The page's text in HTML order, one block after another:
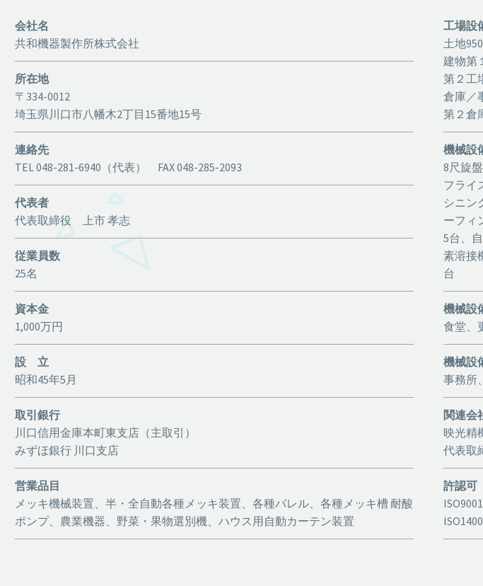
会社名
共和機器製作所株式会社
所在地
〒334-0012
埼玉県川口市八幡木2丁目15番地15号
連絡先
TEL 048-281-6940（代表） FAX 048-285-2093
代表者
代表取締役 上市 孝志
従業員数
25名
資本金
1,000万円
設 立
昭和45年5月
取引銀行
川口信用金庫本町東支店（主取引）
みずほ銀行 川口支店
営業品目
メッキ機械装置、半・全自動各種メッキ装置、各種バレル、各種メッキ槽 耐酸
ポンプ、農業機器、野菜・果物選別機、ハウス用自動カーテン装置
工場設
土地
建物第
第２工
倉庫／
第２倉
機械設
8尺旋
フライ
シニン
ーフィ
5台、
素溶接
台
機械設
食堂、
機械設
事務所
関連会
映光精
代表取
許認可